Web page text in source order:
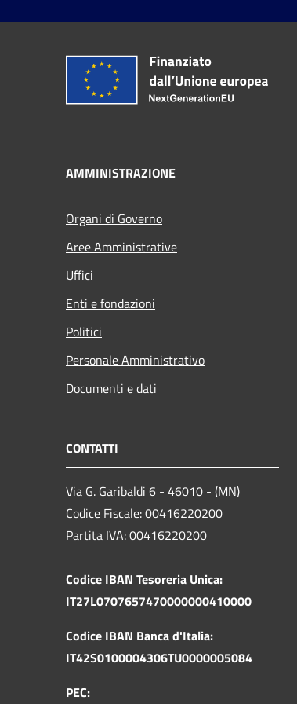
AMMINISTRAZIONE
Organi di Governo
Aree Amministrative
Uffici
Enti e fondazioni
Politici
Personale Amministrativo
Documenti e dati
CONTATTI
Via G. Garibaldi 6 - 46010 - (MN)
Codice Fiscale: 00416220200
Partita IVA: 00416220200
Codice IBAN Tesoreria Unica:
IT27L0707657470000000410000
Codice IBAN Banca d'Italia:
IT42S0100004306TU0000005084
PEC: